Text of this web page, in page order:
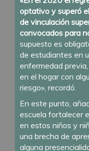
optativo y superó
de vinculación
convocados para
supuesto es
de estudiantes en
enfermedad
en el hogar con
riesgo», recordó.
En este punto,
escuela fortalecer
en estos niños y
una brecha de
alguna